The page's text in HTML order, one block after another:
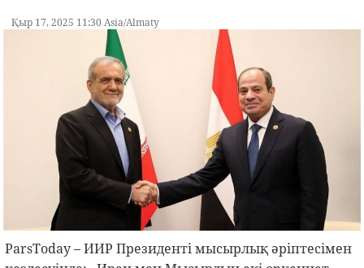
Қыр 17, 2025 11:30 Asia/Almaty
ParsToday – ИИР Президенті мысырлық әріптесімен